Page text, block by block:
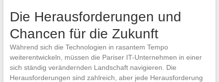
Die Herausforderungen und
Chancen für die Zukunft
Während sich die Technologien in rasantem Tempo
weiterentwickeln, müssen die Pariser IT-Unternehmen in einer
sich ständig verändernden Landschaft navigieren. Die
Herausforderungen sind zahlreich, aber jede Herausforderung